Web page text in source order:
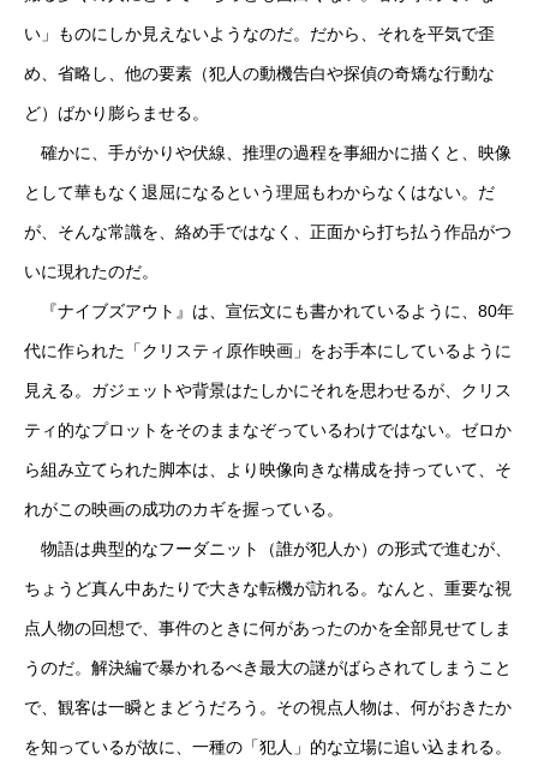
い」ものにしか見えないようなのだ。だから、それを平気で歪
め、省略し、他の要素（犯人の動機告白や探偵の奇矯な行動な
ど）ばかり膨らませる。
確かに、手がかりや伏線、推理の過程を事細かに描くと、映像
として華もなく退屈になるという理屈もわからなくはない。だ
が、そんな常識を、絡め手ではなく、正面から打ち払う作品がつ
いに現れたのだ。
『ナイブズアウト』は、宣伝文にも書かれているように、80年
代に作られた「クリスティ原作映画」をお手本にしているように
見える。ガジェットや背景はたしかにそれを思わせるが、クリス
ティ的なプロットをそのままなぞっているわけではない。ゼロか
ら組み立てられた脚本は、より映像向きな構成を持っていて、そ
れがこの映画の成功のカギを握っている。
物語は典型的なフーダニット（誰が犯人か）の形式で進むが、
ちょうど真ん中あたりで大きな転機が訪れる。なんと、重要な視
点人物の回想で、事件のときに何があったのかを全部見せてしま
うのだ。解決編で暴かれるべき最大の謎がばらされてしまうこと
で、観客は一瞬とまどうだろう。その視点人物は、何がおきたか
を知っているが故に、一種の「犯人」的な立場に追い込まれる。